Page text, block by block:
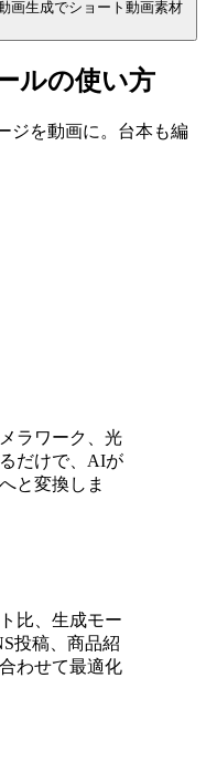
ルの使い方
ジを動画に。台本も編
ラワーク、光
だけで、AIが
と変換しま
比、生成モー
投稿、商品紹
わせて最適化